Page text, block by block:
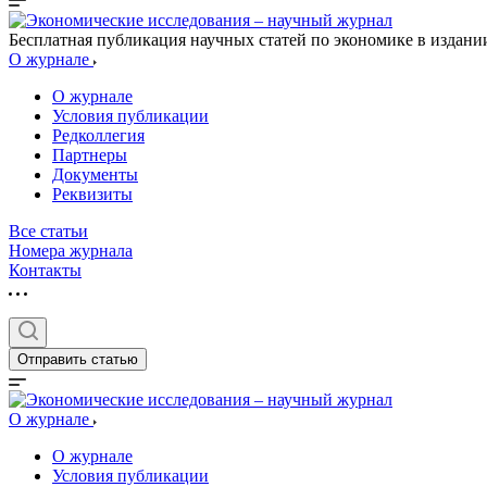
Бесплатная публикация научных статей по экономике в
О журнале
О журнале
Условия публикации
Редколлегия
Партнеры
Документы
Реквизиты
Все статьи
Номера журнала
Контакты
Отправить статью
О журнале
О журнале
Условия публикации